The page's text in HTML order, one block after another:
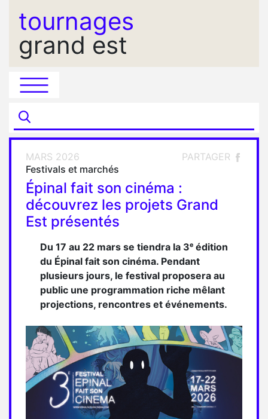
tournages
grand est
MARS 2026
PARTAGER
Festivals et marchés
Épinal fait son cinéma :
découvrez les projets Grand
Est présentés
Du 17 au 22 mars se tiendra la 3ᵉ édition
du Épinal fait son cinéma. Pendant
plusieurs jours, le festival proposera au
public une programmation riche mêlant
projections, rencontres et événements.